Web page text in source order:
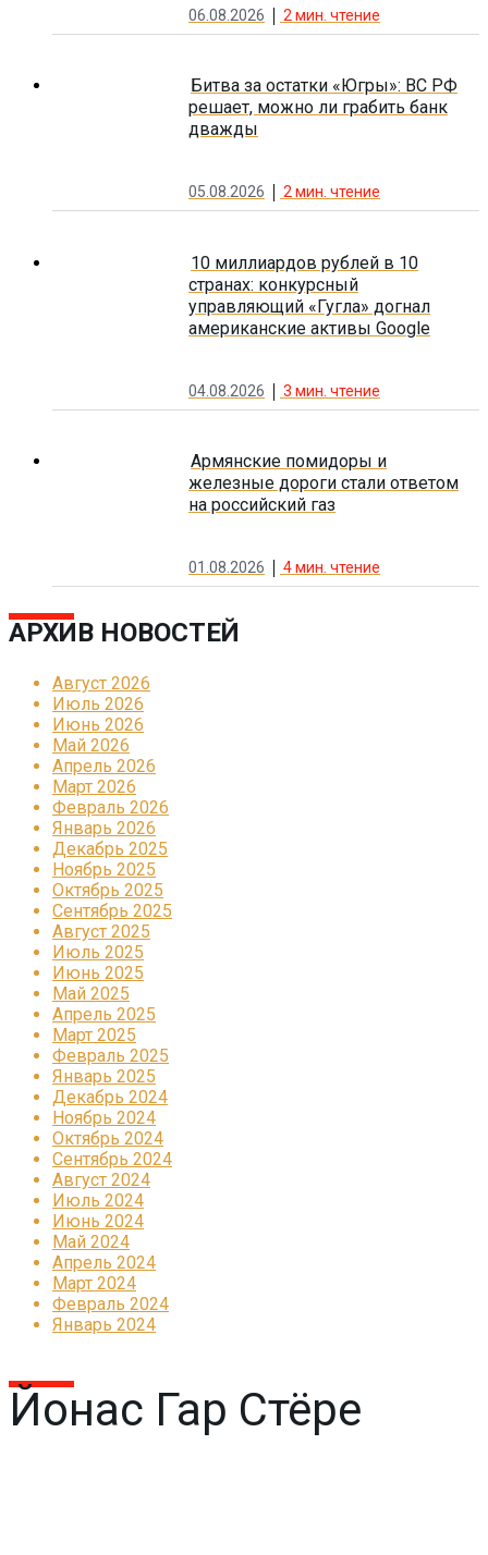
06.08.2026 2 мин. чтение
Битва за остатки «Югры»: ВС РФ
решает, можно ли грабить банк
дважды
05.08.2026 2мин. чтение
10 миллиардов рублей в 10
странах: конкурсный
управляющий «Гугла» догнал
американские активы Google
04.08.2026 3 мин. чтение
Армянские помидоры и
железные дороги стали ответом
на российский газ
01.08.2026 4мин. чтение
АРХИВ НОВОСТЕЙ
Август 2026
Июль 2026
Июнь 2026
Май 2026
Апрель 2026
Март 2026
Февраль 2026
Январь 2026
Декабрь 2025
Ноябрь 2025
Октябрь 2025
Сентябрь 2025
Август 2025
Июль 2025
Июнь 2025
Май 2025
Апрель 2025
Март 2025
Февраль 2025
Январь 2025
Декабрь 2024
Ноябрь 2024
Октябрь 2024
Сентябрь 2024
Август 2024
Июль 2024
Июнь 2024
Май 2024
Апрель 2024
Март 2024
Февраль 2024
Январь 2024
Йонас Гар Стёре